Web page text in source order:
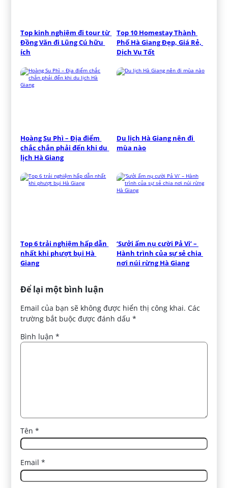
Top kinh nghiệm đi tour từ
Đồng Văn đi Lũng Cú hữu
ích
Top 10 Homestay Thành
Phố Hà Giang Đẹp, Giá Rẻ,
Dịch Vụ Tốt
Hoàng Su Phì – Địa điểm
chắc chắn phải đến khi du
lịch Hà Giang
Du lịch Hà Giang nên đi
mùa nào
Top 6 trải nghiệm hấp dẫn
nhất khi phượt bụi Hà
Giang
‘Sưởi ấm nụ cười Pả Vi’ –
Hành trình của sự sẻ chia
nơi núi rừng Hà Giang
Để lại một bình luận
Email của bạn sẽ không được hiển thị công khai. Các
trường bắt buộc được đánh dấu*
Bình luận*
Tên*
Email*